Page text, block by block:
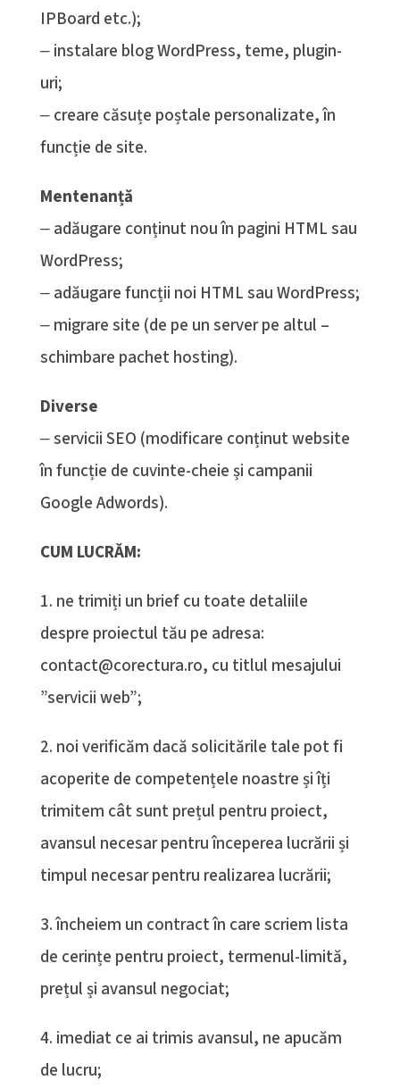
IPBoard etc.);
‒ instalare blog WordPress, teme, plugin-
uri;
‒ creare căsuțe poștale personalizate, în
funcție de site.
Mentenanță
‒ adăugare conținut nou în pagini HTML sau
WordPress;
‒ adăugare funcții noi HTML sau WordPress;
‒ migrare site (de pe un server pe altul –
schimbare pachet hosting).
Diverse
‒ servicii SEO (modificare conținut website
în funcție de cuvinte-cheie și campanii
Google Adwords).
CUM LUCRĂM:
1. ne trimiți un brief cu toate detaliile
despre proiectul tău pe adresa:
contact@corectura.ro, cu titlul mesajului
”servicii web”;
2. noi verificăm dacă solicitările tale pot fi
acoperite de competențele noastre și îți
trimitem cât sunt prețul pentru proiect,
avansul necesar pentru începerea lucrării și
timpul necesar pentru realizarea lucrării;
3. încheiem un contract în care scriem lista
de cerințe pentru proiect, termenul-limită,
prețul și avansul negociat;
4. imediat ce ai trimis avansul, ne apucăm
de lucru;